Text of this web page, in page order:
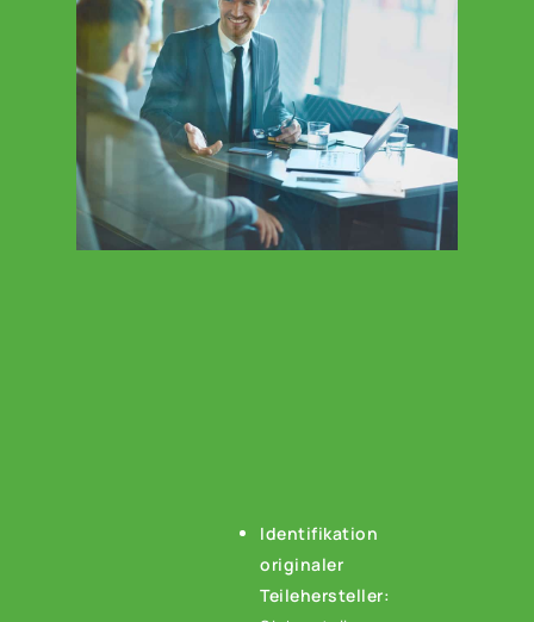
Identifikation
originaler
Teilehersteller: